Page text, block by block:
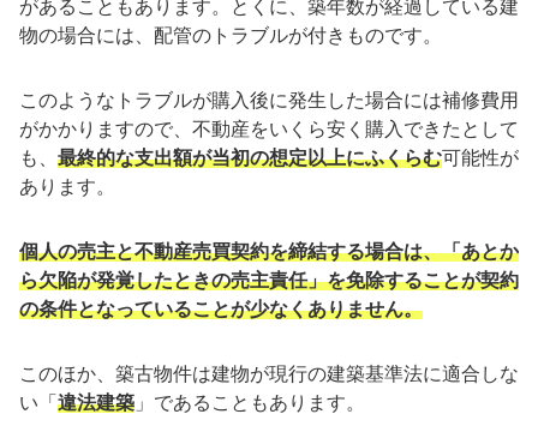
があることもあります。とくに、築年数が経過している建
物の場合には、配管のトラブルが付きものです。
このようなトラブルが購入後に発生した場合には補修費用
がかかりますので、不動産をいくら安く購入できたとして
も、 最終的な支出額が当初の想定以上にふくらむ可能性が
あります。
個人の売主と不動産売買契約を締結する場合は、「あとか
ら欠陥が発覚したときの売主責任」を免除することが契約
の条件となっていることが少なくありません。
このほか、築古物件は建物が現行の建築基準法に適合しな
い「 違法建築 」であることもあります。